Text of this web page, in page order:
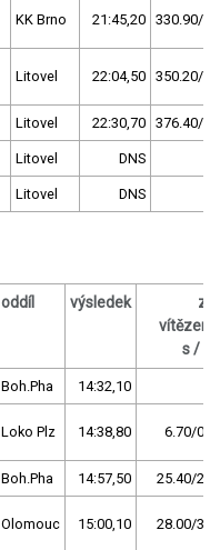
KK Brno 21:45,20 330.90/
Litovel 22:04,50 350.20/
Litovel 22:30,70 376.40/
Litovel DNS
Litovel DNS
oddíl výsledek
za
vítězem
s / %
Boh.Pha 14:32,10
Loko Plz 14:38,80 6.70/0,8
Boh.Pha 14:57,50 25.40/2,9
Olomouc 15:00,10 28.00/3,2